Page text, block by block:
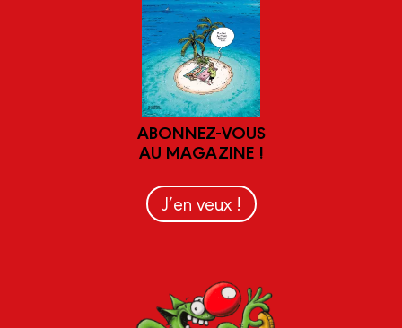
ABONNEZ-VOUS
AU MAGAZINE !
J’en veux !